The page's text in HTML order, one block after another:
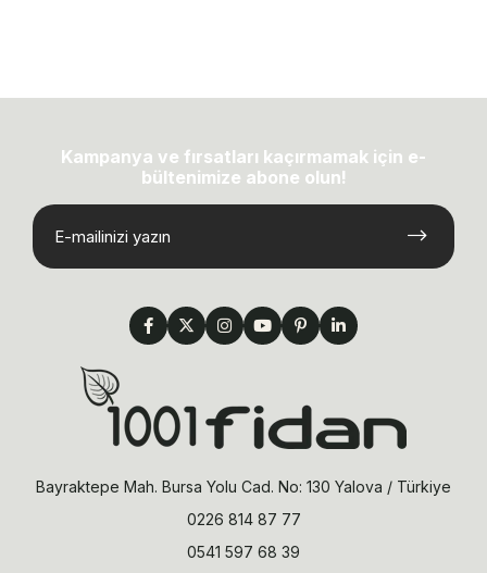
Kampanya ve fırsatları kaçırmamak için e-
bültenimize abone olun!
Bayraktepe Mah. Bursa Yolu Cad. No: 130 Yalova / Türkiye
0226 814 87 77
0541 597 68 39